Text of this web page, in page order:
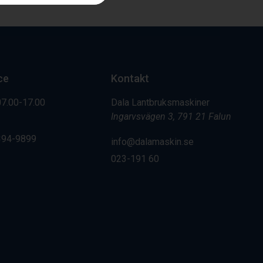
17.00
9899
Kontakt
Dala Lantbruksmaskiner
Ingarvsvägen 3, 791 21 Falun
info@dalamaskin.se
023-191 60